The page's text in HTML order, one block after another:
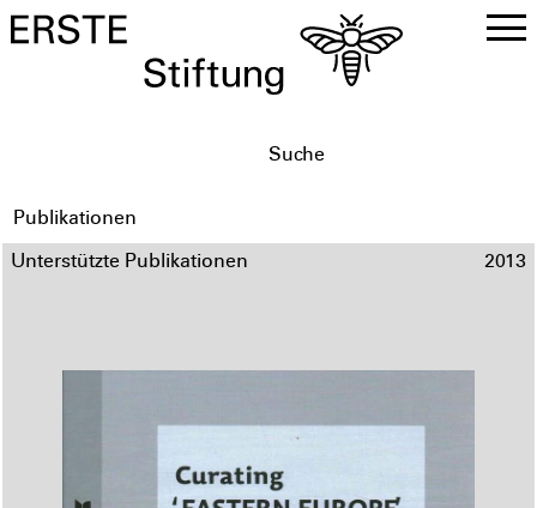
Publikationen
Unterstützte Publikationen 2013